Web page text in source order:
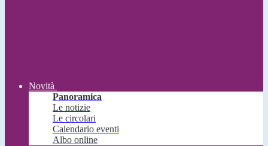
Novità
Panoramica
Le notizie
Le circolari
Calendario eventi
Albo online